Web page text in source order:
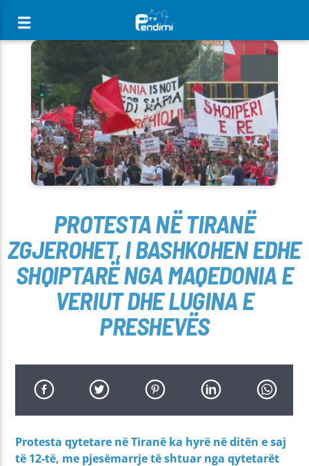
[There are no radio stations in the database]
PROTESTA NË TIRANË
ZGJEROHET, I BASHKOHEN EDHE
SHQIPTARË NGA MAQEDONIA E
VERIUT DHE LUGINA E
PRESHEVËS
Protesta qytetare në Tiranë ka hyrë në ditën e saj
të 12-të, me pjesëmarrje të shtuar nga qytetarët